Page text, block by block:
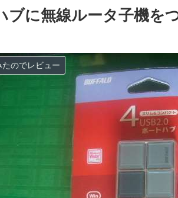
ブに無線ルータ子機を
たのでレビュー